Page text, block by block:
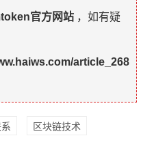
官方网站 ，如有疑
article_268
区块链技术